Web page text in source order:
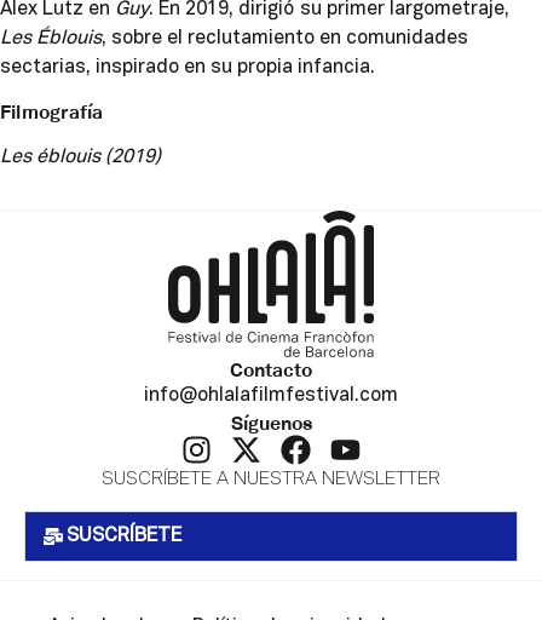
Alex Lutz en Guy. En 2019, dirigió su primer largometraje,
Les Éblouis, sobre el reclutamiento en comunidades
sectarias, inspirado en su propia infancia.
Filmografía
Les éblouis (2019)
Contacto
info@ohlalafilmfestival.com
Síguenos
SUSCRÍBETE A NUESTRA NEWSLETTER
SUSCRÍBETE